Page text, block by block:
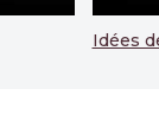
Idées